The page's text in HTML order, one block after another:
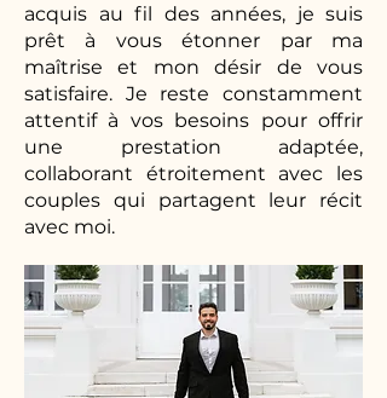
acquis au fil des années, je suis
prêt à vous étonner par ma
maîtrise et mon désir de vous
satisfaire. Je reste constamment
attentif à vos besoins pour offrir
une prestation adaptée,
collaborant étroitement avec les
couples qui partagent leur récit
avec moi.